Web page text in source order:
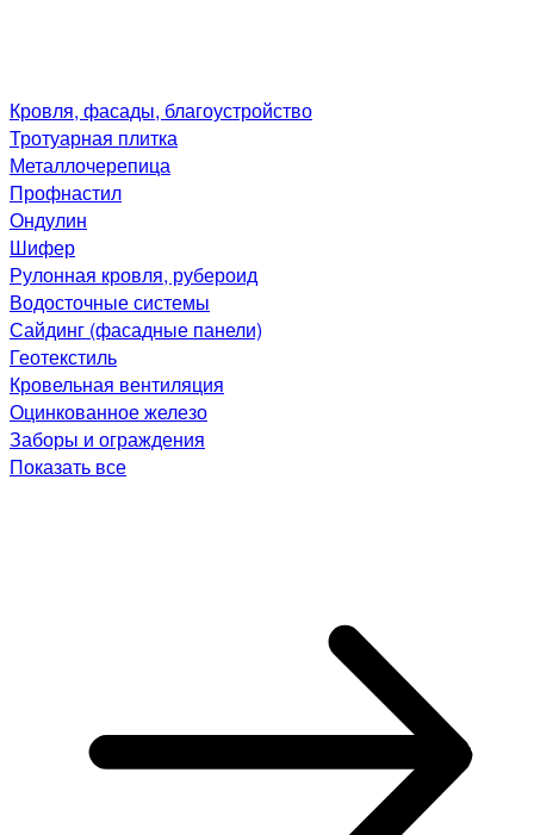
Кровля, фасады, благоустройство
Тротуарная плитка
Металлочерепица
Профнастил
Ондулин
Шифер
Рулонная кровля, рубероид
Водосточные системы
Сайдинг (фасадные панели)
Геотекстиль
Кровельная вентиляция
Оцинкованное железо
Заборы и ограждения
Показать все